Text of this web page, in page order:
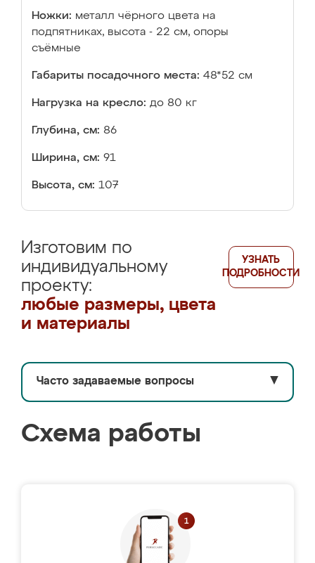
Ножки: металл чёрного цвета на
подпятниках, высота - 22 см, опоры
съёмные
Габариты посадочного места: 48*52 см
Нагрузка на кресло: до 80 кг
Глубина, см: 86
Ширина, см: 91
Высота, см: 107
Изготовим по
индивидуальному
проекту:
любые размеры, цвета
и материалы
УЗНАТЬ
ПОДРОБНОСТИ
Часто задаваемые вопросы ▼
Схема работы